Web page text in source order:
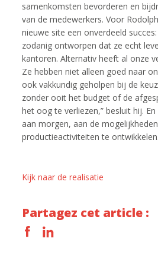
samenkomsten bevorderen en
van de medewerkers. Voor
nieuwe site een onverdeeld
zodanig ontworpen dat ze echt
kantoren. Alternativ heeft al onze
Ze hebben niet alleen goed naar
ook vakkundig geholpen bij de
zonder ooit het budget of de
het oog te verliezen,” besluit hij.
aan morgen, aan de
productieactiviteiten te
Kijk naar de realisatie
Partagez cet article :